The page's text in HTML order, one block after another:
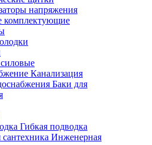
напряжения
комплектующие
Канализация
Баки для
Гибкая подводка
Инженерная